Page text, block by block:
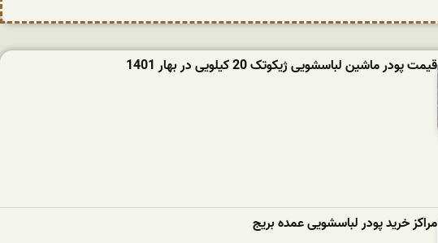
قیمت پودر ماشین لباسشویی ژیکوتک 20 کیلویی در بهار 1401
مراکز خرید پودر لباسشویی عمده بریج